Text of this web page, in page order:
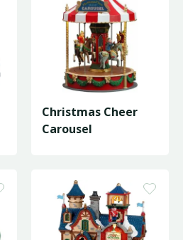
Christmas Cheer
Carousel